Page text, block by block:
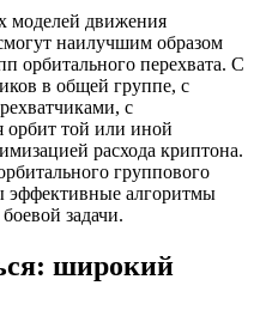
моделей движения
наилучшим образом
орбитального перехвата. С
в общей группе, с
с
орбит той или иной
расхода криптона.
группового
эффективные алгоритмы
задачи.
широкий